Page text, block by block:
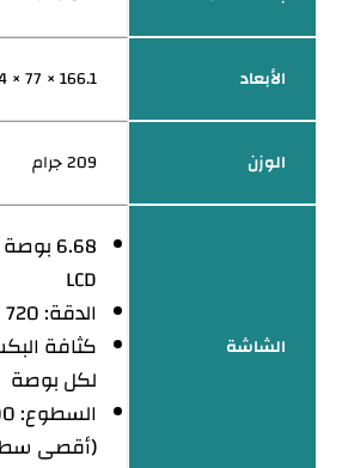
الأبعاد 166.1 × 77 × 8.4 ملم
الوزن 209 جرام
الشاشة
LCD
الدقة: 720 × 1608 بكسل
لكل بوصة
(أقصى